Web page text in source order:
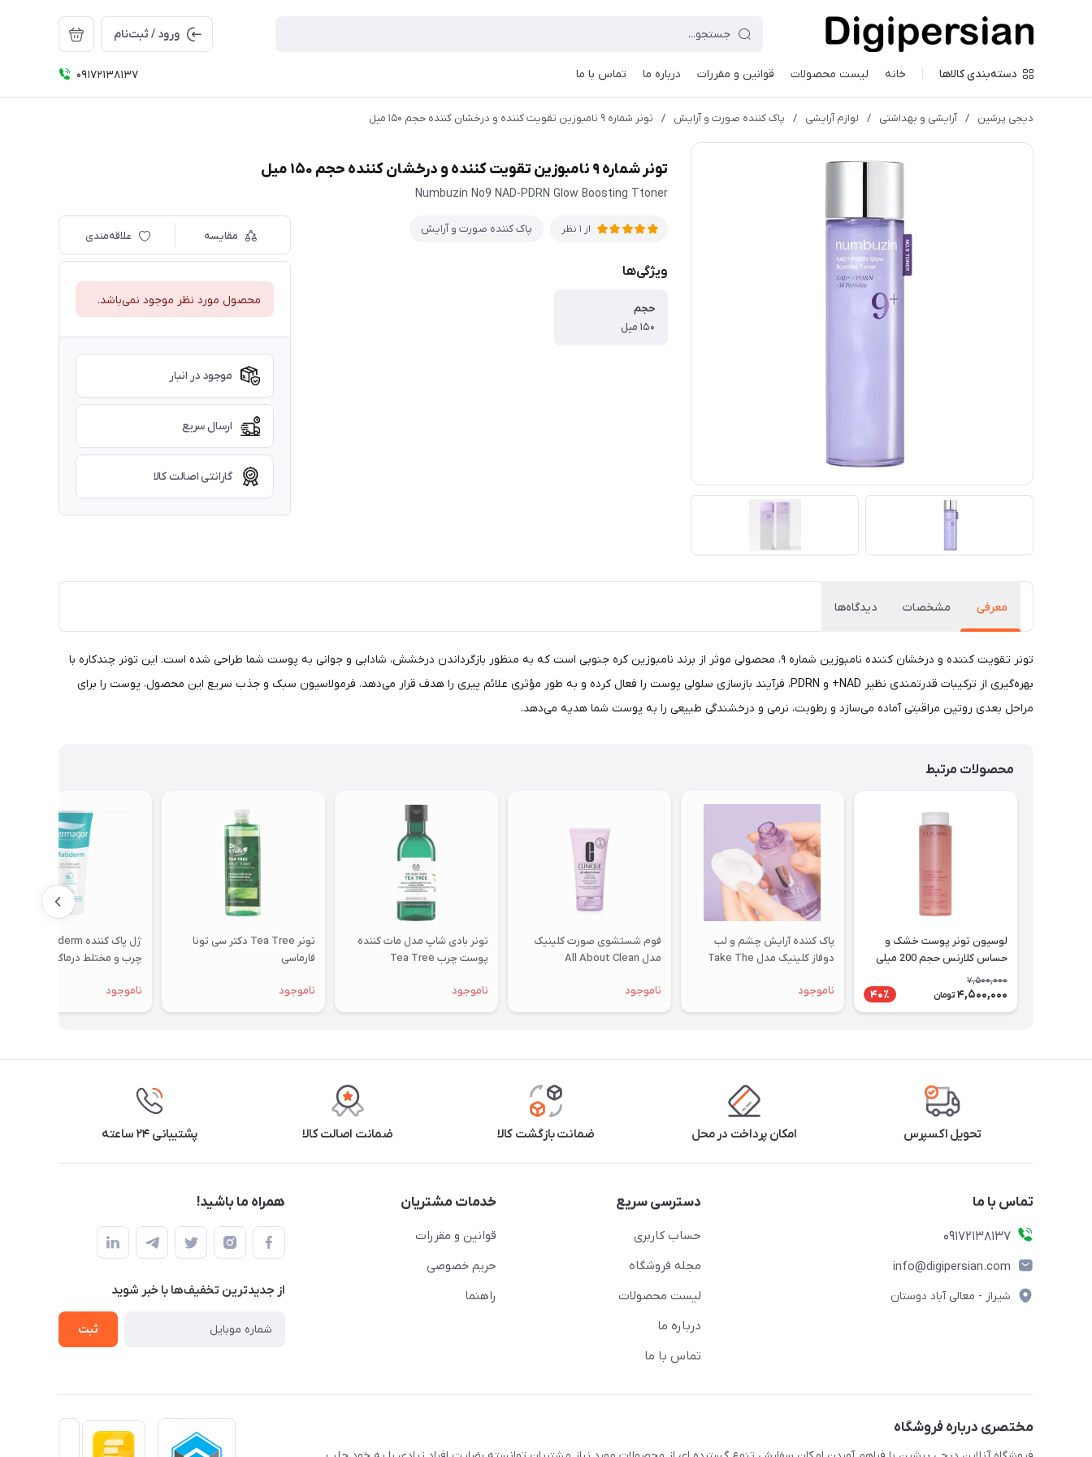
ورود / ثبت‌نام
دسته‌بندی کالاها خانه لیست محصولات قوانین و مقررات درباره ما تماس با ما 09172138137
دیجی پرشین / آرایشی و بهداشتی / لوازم آرایشی / پاک کننده صورت و آرایش / تونر شماره ۹ نامبوزین تقویت کننده و درخشان کننده حجم ۱۵۰ میل
تونر شماره ۹ نامبوزین تقویت کننده و درخشان کننده حجم ۱۵۰ میل
Numbuzin No9 NAD-PDRN Glow Boosting Ttoner
از 1 نظر پاک کننده صورت و آرایش
ویژگی‌ها
حجم
۱۵۰ میل
مقایسه علاقه‌مندی
محصول مورد نظر موجود نمی‌باشد.
موجود در انبار
ارسال سریع
گارانتی اصالت کالا
معرفی مشخصات دیدگاه‌ها
تونر تقویت کننده و درخشان کننده نامبوزین شماره ۹، محصولی موثر از برند نامبوزین کره جنوبی است که به منظور بازگرداندن درخشش، شادابی و جوانی به پوست شما طراحی شده است. این تونر چندکاره با
بهره‌گیری از ترکیبات قدرتمندی نظیر NAD+ و PDRN، فرآیند بازسازی سلولی پوست را فعال کرده و به طور مؤثری علائم پیری را هدف قرار می‌دهد. فرمولاسیون سبک و جذب سریع این محصول، پوست را برای
مراحل بعدی روتین مراقبتی آماده می‌سازد و رطوبت، نرمی و درخشندگی طبیعی را به پوست شما هدیه می‌دهد.
محصولات مرتبط
لوسیون تونر پوست خشک و
حساس کلارنس حجم 200 میلی
7,500,000
4,500,000 تومان 40٪
پاک کننده آرایش چشم و لب
دوفاز کلینیک مدل Take The
ناموجود
فوم شستشوی صورت کلینیک
مدل All About Clean
ناموجود
تونر بادی شاپ مدل مات کننده
پوست چرب Tea Tree
ناموجود
تونر Tea Tree دکتر سی تونا
فارماسی
ناموجود
ناموجود
تحویل اکسپرس امکان پرداخت در محل ضمانت بازگشت کالا ضمانت اصالت کالا پشتیبانی ۲۴ ساعته
تماس با ما
09172138137
info@digipersian.com
شیراز - معالی آباد دوستان
دسترسی سریع
حساب کاربری
مجله فروشگاه
لیست محصولات
درباره ما
تماس با ما
خدمات مشتریان
قوانین و مقررات
حریم خصوصی
راهنما
همراه ما باشید!
از جدید‌ترین تخفیف‌ها با‌ خبر شوید
ثبت
مختصری درباره فروشگاه